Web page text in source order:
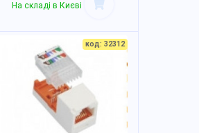
На складі в Києві
код: 32312